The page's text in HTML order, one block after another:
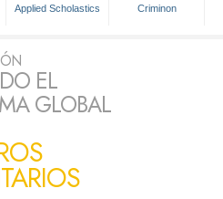
Applied Scholastics Criminon
EL
GLOBAL